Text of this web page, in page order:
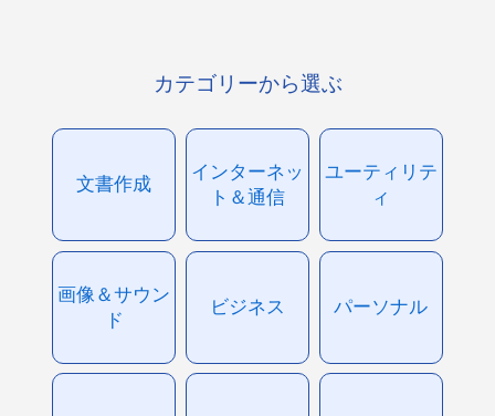
カテゴリーから選ぶ
文書作成
インターネッ
ト＆通信
ユーティリテ
ィ
画像＆サウン
ド
ビジネス パーソナル